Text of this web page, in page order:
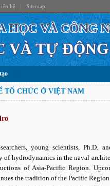
hệ| Sitemap
HỌC VÀ CÔNG
VÀ TỰ
TỔ CHỨC Ở VIỆT NAM
young scientists, Ph.D.
of hydrodynamics in the naval
of Asia-Pacific Region.
the tradition of the Pacific